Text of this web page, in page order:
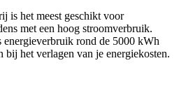
is het meest geschikt voor
met een hoog stroomverbruik.
rond de 5000 kWh
bij het verlagen van je energiekosten.